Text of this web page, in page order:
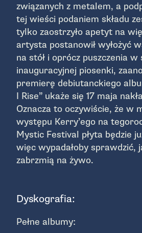
związanych z metalem, a
tej wieści podaniem składu
tylko zaostrzyło apetyt na
artysta postanowił wyłożyć
na stół i oprócz puszczenia
inauguracyjnej piosenki,
premierę debiutanckiego
I Rise” ukaże się 17 maja
Oznacza to oczywiście, że w
występu Kerry’ego na
Mystic Festival płyta będzie
więc wypadałoby sprawdzić,
zabrzmią na żywo.
Dyskografia:
Pełne albumy: